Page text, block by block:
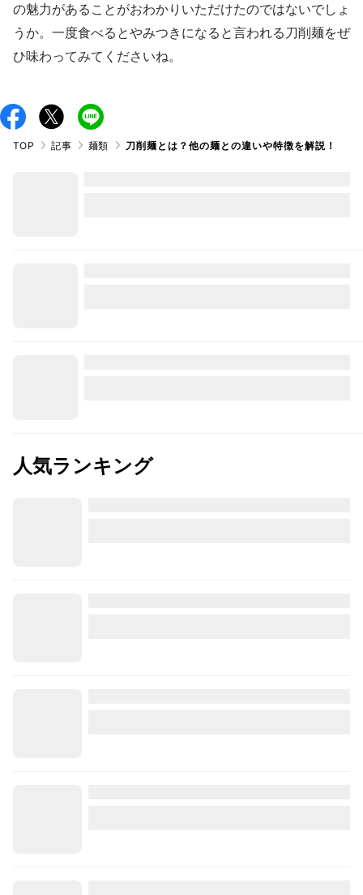
の魅力があることがおわかりいただけたのではないでしょ
うか。一度食べるとやみつきになると言われる刀削麺をぜ
ひ味わってみてくださいね。
TOP 記事 麺類 刀削麺とは？他の麺との違いや特徴を解説！
人気ランキング